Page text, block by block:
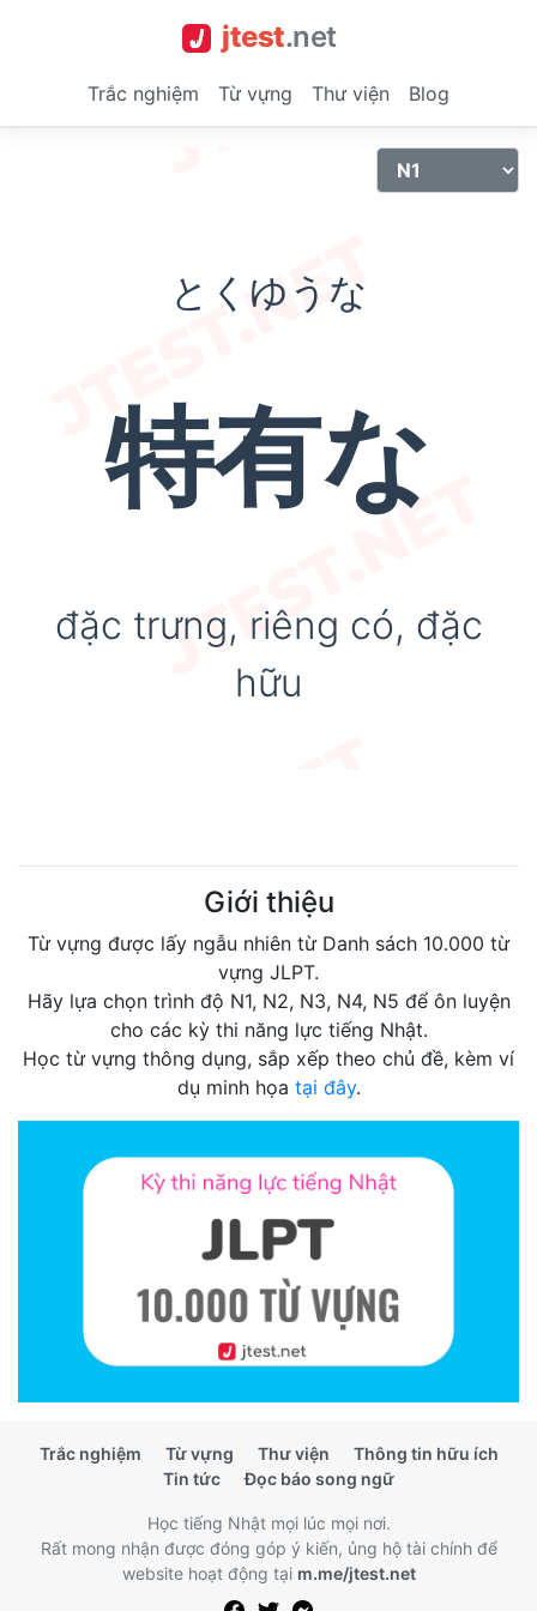
jtest.net
Trắc nghiệm Từ vựng Thư viện Blog
とくゆうな
特有な
đặc trưng, riêng có, đặc
hữu
Giới thiệu
Từ vựng được lấy ngẫu nhiên từ Danh sách 10.000 từ
vựng JLPT.
Hãy lựa chọn trình độ N1, N2, N3, N4, N5 để ôn luyện
cho các kỳ thi năng lực tiếng Nhật.
Học từ vựng thông dụng, sắp xếp theo chủ đề, kèm ví
dụ minh họa tại đây.
Trắc nghiệm Từ vựng Thư viện
Thông tin hữu ích
Tin tức
Đọc báo song ngữ
Học tiếng Nhật mọi lúc mọi nơi.
Rất mong nhận được đóng góp ý kiến, ủng hộ tài chính để
website hoạt động tại m.me/jtest.net